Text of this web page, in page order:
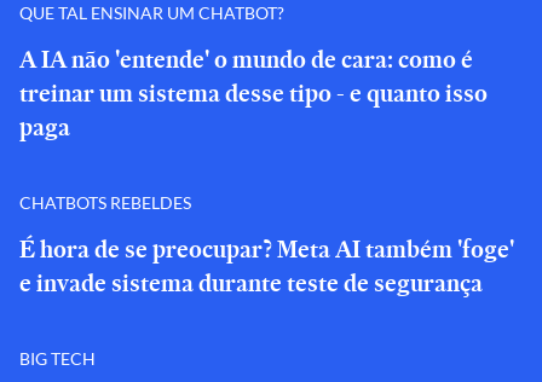
QUE TAL ENSINAR UM CHATBOT?
A IA não 'entende' o mundo de cara: como é
treinar um sistema desse tipo - e quanto isso
paga
CHATBOTS REBELDES
É hora de se preocupar? Meta AI também 'foge'
e invade sistema durante teste de segurança
BIG TECH